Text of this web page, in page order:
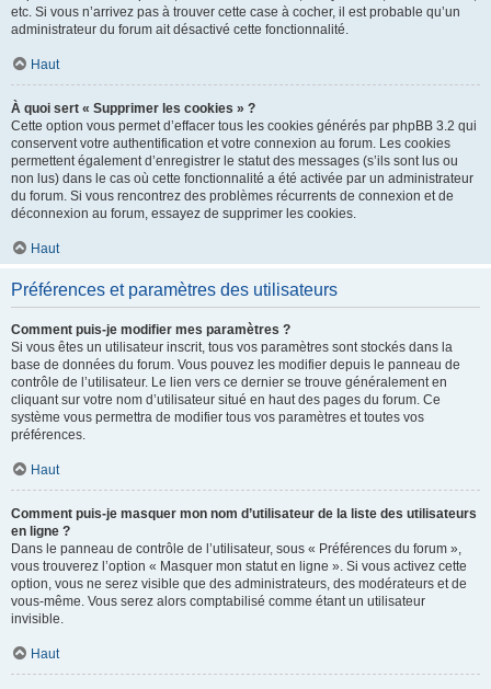
etc. Si vous n’arrivez pas à trouver cette case à cocher, il est probable qu’un
administrateur du forum ait désactivé cette fonctionnalité.
Haut
À quoi sert « Supprimer les cookies » ?
Cette option vous permet d’effacer tous les cookies générés par phpBB 3.2 qui
conservent votre authentification et votre connexion au forum. Les cookies
permettent également d’enregistrer le statut des messages (s’ils sont lus ou
non lus) dans le cas où cette fonctionnalité a été activée par un administrateur
du forum. Si vous rencontrez des problèmes récurrents de connexion et de
déconnexion au forum, essayez de supprimer les cookies.
Haut
Préférences et paramètres des utilisateurs
Comment puis-je modifier mes paramètres ?
Si vous êtes un utilisateur inscrit, tous vos paramètres sont stockés dans la
base de données du forum. Vous pouvez les modifier depuis le panneau de
contrôle de l’utilisateur. Le lien vers ce dernier se trouve généralement en
cliquant sur votre nom d’utilisateur situé en haut des pages du forum. Ce
système vous permettra de modifier tous vos paramètres et toutes vos
préférences.
Haut
Comment puis-je masquer mon nom d’utilisateur de la liste des utilisateurs
en ligne ?
Dans le panneau de contrôle de l’utilisateur, sous « Préférences du forum »,
vous trouverez l’option « Masquer mon statut en ligne ». Si vous activez cette
option, vous ne serez visible que des administrateurs, des modérateurs et de
vous-même. Vous serez alors comptabilisé comme étant un utilisateur
invisible.
Haut